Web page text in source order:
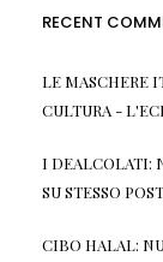
RECENT
LE MASCHERE
CULTURA -
I DEALCOLATI:
SUSTESSO
CIBO HALAL: